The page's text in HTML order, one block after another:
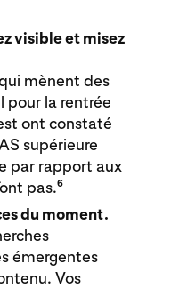
visible et misez
mènent des
pour la rentrée
ont constaté
supérieure
par rapport aux
pas.6
du moment.
émergentes
Vos